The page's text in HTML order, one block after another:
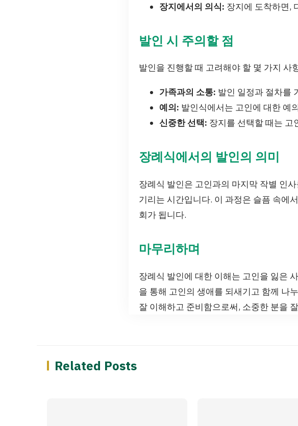
장지에서의 의식: 장지에 도착하면,
발인 시 주의할 점
발인을 진행할 때 고려해야 할 몇 가지 사
가족과의 소통: 발인 일정과 절차를
예의: 발인식에서는 고인에 대한 예
신중한 선택: 장지를 선택할 때는 고
장례식에서의 발인의 의미
장례식 발인은 고인과의 마지막 작별 인
기리는 시간입니다. 이 과정은 슬픔 속에
회가 됩니다.
마무리하며
장례식 발인에 대한 이해는 고인을 잃은
을 통해 고인의 생애를 되새기고 함께 나
잘 이해하고 준비함으로써, 소중한 분을
Related Posts